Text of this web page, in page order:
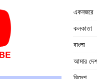
একনজরে
কলকাতা
বাংলা
আমার দেশ